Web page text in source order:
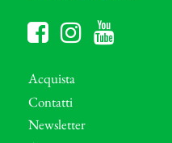
Acquista
Contatti
Newsletter